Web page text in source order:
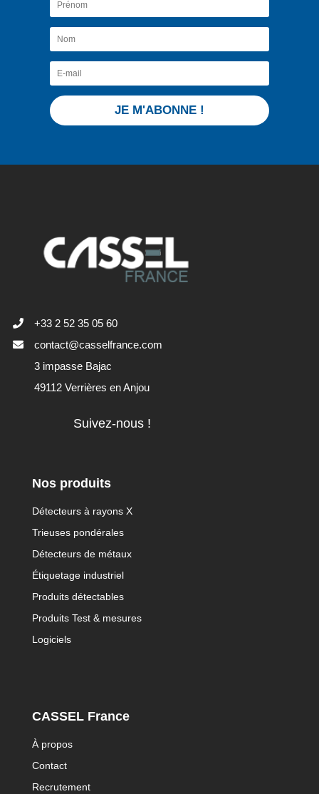
JE M'ABONNE !
+33 2 52 35 05 60
contact@casselfrance.com
3 impasse Bajac
49112 Verrières en Anjou
Suivez-nous !
Nos produits
Détecteurs à rayons X
Trieuses pondérales
Détecteurs de métaux
Étiquetage industriel
Produits détectables
Produits Test & mesures
Logiciels
CASSEL France
À propos
Contact
Recrutement